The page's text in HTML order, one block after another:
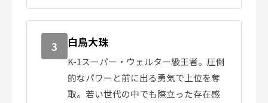
3 白鳥大珠
K-1スーパー・ウェルター級王者。圧倒
的なパワーと前に出る勇気で上位を奪
取。若い世代の中でも際立った存在感